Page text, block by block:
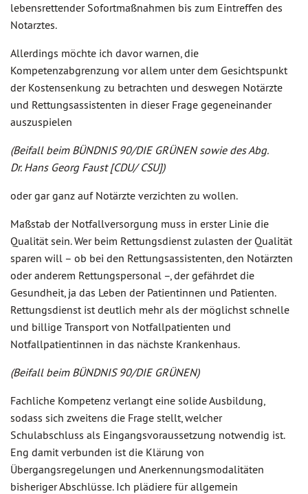
lebensrettender Sofortmaßnahmen bis zum Eintreffen des
Notarztes.
Allerdings möchte ich davor warnen, die
Kompetenzabgrenzung vor allem unter dem Gesichtspunkt
der Kostensenkung zu betrachten und deswegen Notärzte
und Rettungsassistenten in dieser Frage gegeneinander
auszuspielen
(Beifall beim BÜNDNIS 90/DIE GRÜNEN sowie des Abg.
Dr. Hans Georg Faust [CDU/ CSU])
oder gar ganz auf Notärzte verzichten zu wollen.
Maßstab der Notfallversorgung muss in erster Linie die
Qualität sein. Wer beim Rettungsdienst zulasten der Qualität
sparen will – ob bei den Rettungsassistenten, den Notärzten
oder anderem Rettungspersonal –, der gefährdet die
Gesundheit, ja das Leben der Patientinnen und Patienten.
Rettungsdienst ist deutlich mehr als der möglichst schnelle
und billige Transport von Notfallpatienten und
Notfallpatientinnen in das nächste Krankenhaus.
(Beifall beim BÜNDNIS 90/DIE GRÜNEN)
Fachliche Kompetenz verlangt eine solide Ausbildung,
sodass sich zweitens die Frage stellt, welcher
Schulabschluss als Eingangsvoraussetzung notwendig ist.
Eng damit verbunden ist die Klärung von
Übergangsregelungen und Anerkennungsmodalitäten
bisheriger Abschlüsse. Ich plädiere für allgemein